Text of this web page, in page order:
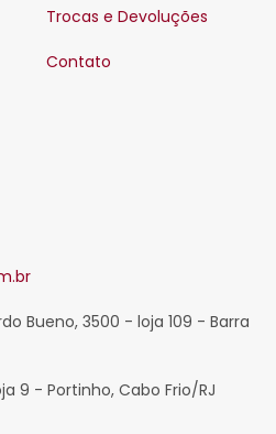
Trocas e Devoluções
Contato
Bueno, 3500 - loja 109 - Barra
9 - Portinho, Cabo Frio/RJ